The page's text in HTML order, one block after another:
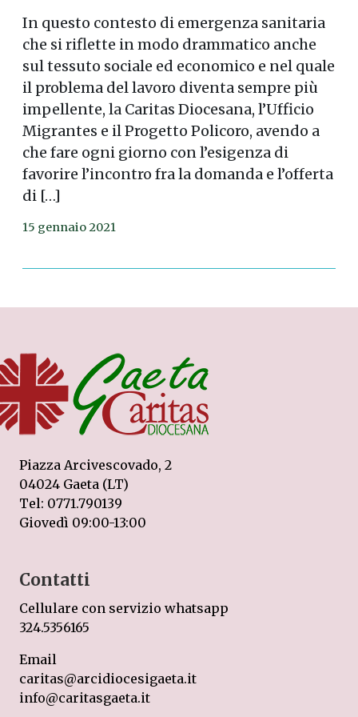
In questo contesto di emergenza sanitaria
che si riflette in modo drammatico anche
sul tessuto sociale ed economico e nel quale
il problema del lavoro diventa sempre più
impellente, la Caritas Diocesana, l’Ufficio
Migrantes e il Progetto Policoro, avendo a
che fare ogni giorno con l’esigenza di
favorire l’incontro fra la domanda e l’offerta
di […]
15 gennaio 2021
Piazza Arcivescovado, 2
04024 Gaeta (LT)
Tel: 0771.790139
Giovedì 09:00-13:00
Contatti
Cellulare con servizio whatsapp
324.5356165
Email
caritas@arcidiocesigaeta.it
info@caritasgaeta.it